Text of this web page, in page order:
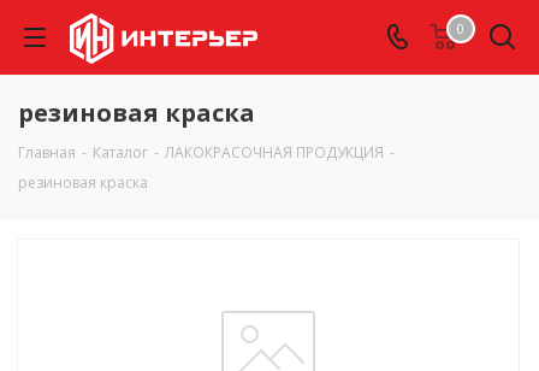
0
резиновая краска
Главная - Каталог - ЛАКОКРАСОЧНАЯ ПРОДУКЦИЯ -
резиновая краска